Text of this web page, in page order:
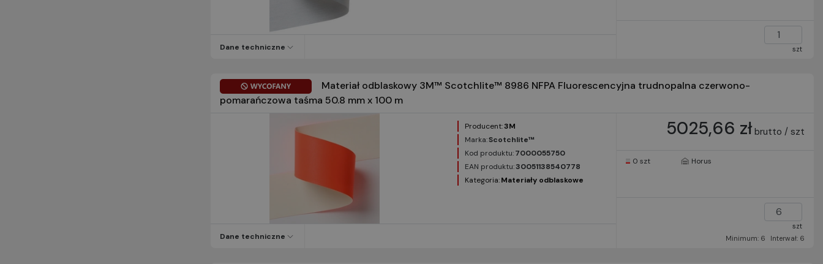
Dane techniczne szt
Materiał odblaskowy 3M™ Scotchlite™ 8986 NFPA Fluorescencyjna trudnopalna czerwono-
pomarańczowa taśma 50.8 mm x 100 m
Producent:3M
Marka:Scotchlite™
Kod produktu:7000055750
EAN produktu:30051138540778
Kategoria:Materiały odblaskowe
Dane techniczne
5025,66 zł brutto / szt
0 szt Horus
szt
Minimum: 6
Interwał: 6